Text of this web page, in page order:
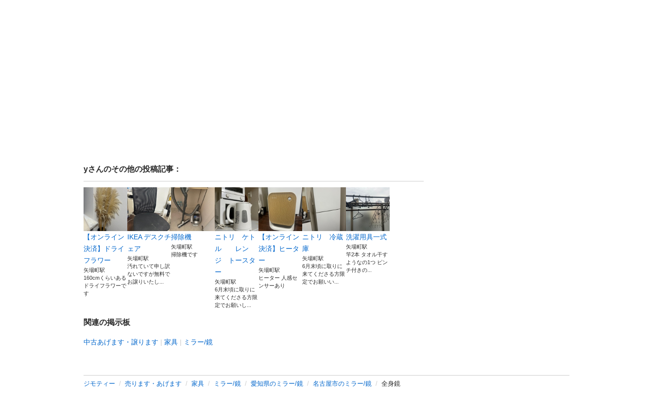
yさんのその他の投稿記事：
【オンライン
決済】ドライ
フラワー
矢場町駅
160cmくらいある
ドライフラワーで
す
IKEA デスクチ
ェア
矢場町駅
汚れていて申し訳
ないですが無料で
お譲りいたし...
掃除機
矢場町駅
掃除機です
ニトリ ケト
ル レン
ジ トースタ
ー
矢場町駅
6月末頃に取りに
来てくださる方限
定でお願いし...
【オンライン
決済】ヒータ
ー
矢場町駅
ヒーター 人感セ
ンサーあり
ニトリ 冷蔵
庫
矢場町駅
6月末頃に取りに
来てくださる方限
定でお願いい...
洗濯用具一式
矢場町駅
竿2本 タオル干す
ようなの1つ ピン
チ付きの...
関連の掲示板
中古あげます・譲ります 家具 ミラー/鏡
ジモティー 売ります・あげます 家具 ミラー/鏡 愛知県のミラー/鏡 名古屋市のミラー/鏡 全身鏡